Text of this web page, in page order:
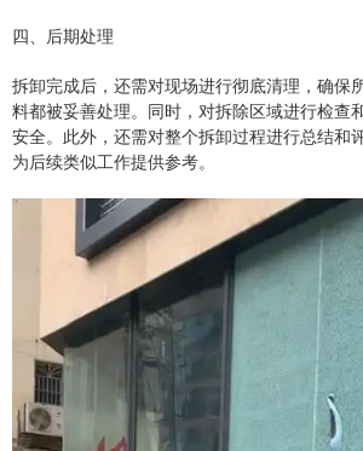
四、后期处理
拆卸完成后，还需对现场进行彻底清理，确保
料都被妥善处理。同时，对拆除区域进行检查
安全。此外，还需对整个拆卸过程进行总结和
为后续类似工作提供参考。